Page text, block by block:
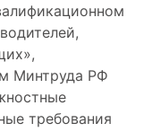
Минтруда РФ
требования